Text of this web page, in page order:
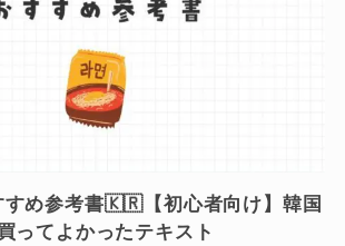
すめ参考書🇰🇷【初心者向け】韓国
ってよかったテキスト